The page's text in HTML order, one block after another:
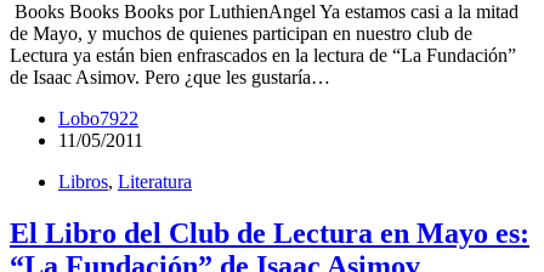
Books Books Books por LuthienAngel Ya estamos casi a la mitad
de Mayo, y muchos de quienes participan en nuestro club de
Lectura ya están bien enfrascados en la lectura de “La Fundación”
de Isaac Asimov. Pero ¿que les gustaría…
Lobo7922
11/05/2011
Libros, Literatura
El Libro del Club de Lectura en Mayo es: